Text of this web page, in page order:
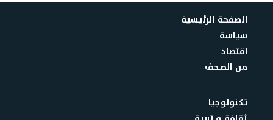
الصفحة الرئيسية
سياسة
اقتصاد
من الصحف
تكنولوجيا